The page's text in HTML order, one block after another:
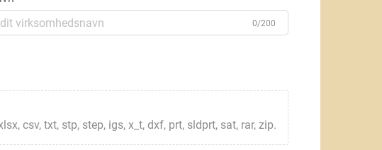
0/200
csv, txt, stp, step, igs, x_t, dxf, prt, sldprt, sat, rar, zip.